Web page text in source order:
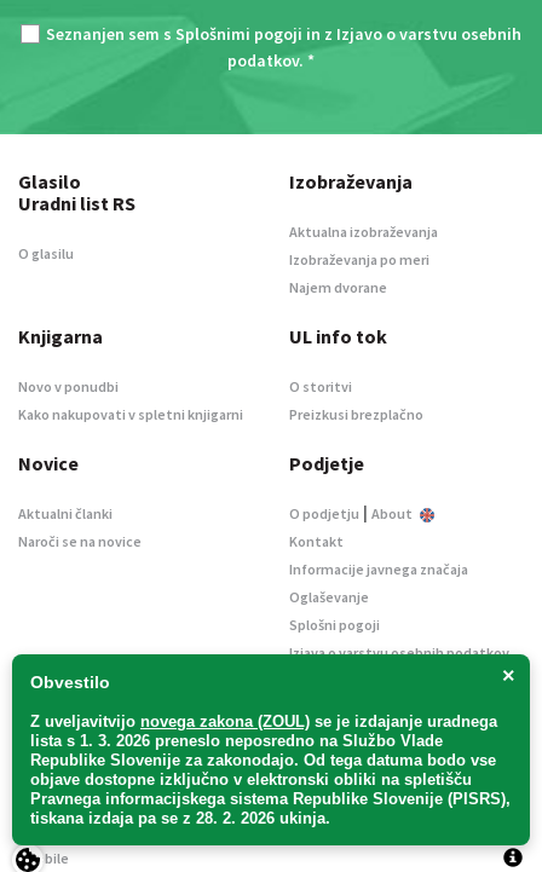
Seznanjen sem s Splošnimi pogoji in z Izjavo o varstvu osebnih
podatkov. *
×
Obvestilo
Z uveljavitvijo novega zakona (ZOUL) se je izdajanje uradnega
lista s 1. 3. 2026 preneslo neposredno na Službo Vlade
Republike Slovenije za zakonodajo. Od tega datuma bodo vse
objave dostopne izključno v elektronski obliki na spletišču
Pravnega informacijskega sistema Republike Slovenije (PISRS),
tiskana izdaja pa se z 28. 2. 2026 ukinja.
Glasilo
Uradni list RS
O glasilu
Izobraževanja
Aktualna izobraževanja
Izobraževanja po meri
Najem dvorane
Knjigarna
Novo v ponudbi
Kako nakupovati v spletni knjigarni
UL info tok
O storitvi
Preizkusi brezplačno
Novice
Aktualni članki
Naroči se na novice
Podjetje
O podjetju | About
Kontakt
Informacije javnega značaja
Oglaševanje
Splošni pogoji
Izjava o varstvu osebnih podatkov
Uradni list d. o. o. – v likvidaciji / Vse pravice pridržane.
2Mobile